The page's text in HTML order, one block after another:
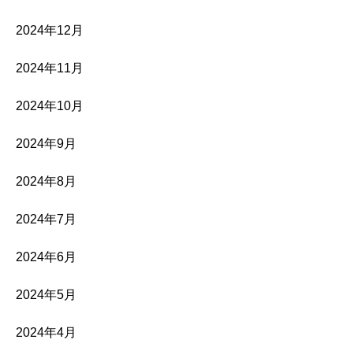
2024年12月
2024年11月
2024年10月
2024年9月
2024年8月
2024年7月
2024年6月
2024年5月
2024年4月